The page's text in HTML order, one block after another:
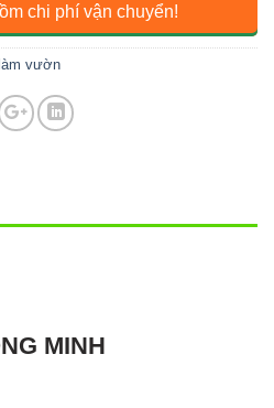
chi phí vận chuyển!
vườn
MINH